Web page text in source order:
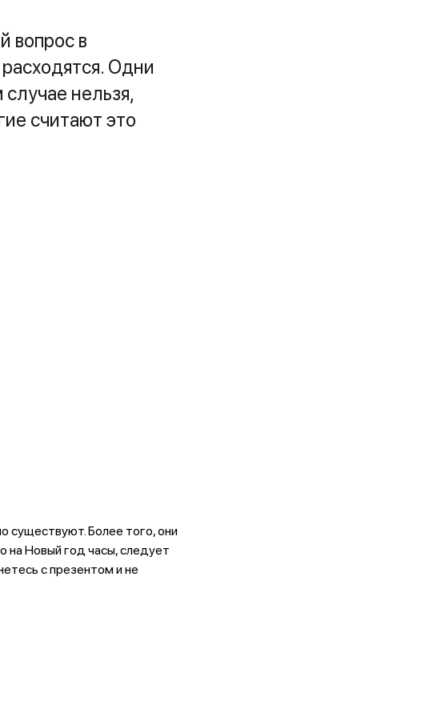
вопрос в
Одни
нельзя,
считают это
существуют. Более того, они
на Новый год часы, следует
с презентом и не